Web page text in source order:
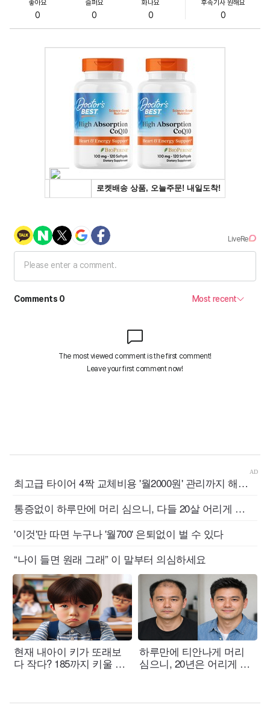
좋아요
0
슬퍼요
0
화나요
0
후속기사 원해요
0